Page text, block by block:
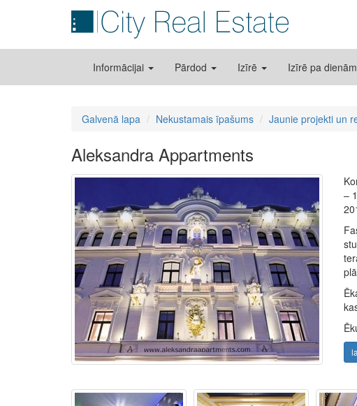
Informācijai Pārdod Izīrē Izīrē pa dienām
Galvenā lapa Nekustamais īpašums Jaunie projekti un
Aleksandra Appartments
–